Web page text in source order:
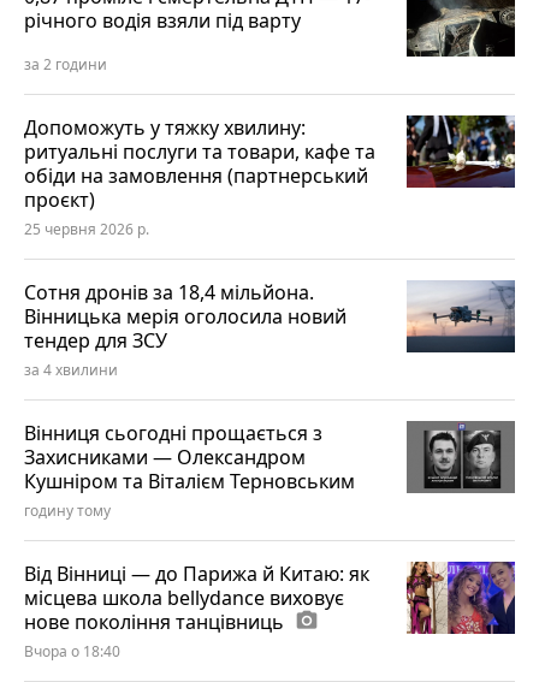
річного водія взяли під варту
за 2 години
Допоможуть у тяжку хвилину:
ритуальні послуги та товари, кафе та
обіди на замовлення (партнерський
проєкт)
25 червня 2026 р.
Сотня дронів за 18,4 мільйона.
Вінницька мерія оголосила новий
тендер для ЗСУ
за 4 хвилини
Вінниця сьогодні прощається з
Захисниками — Олександром
Кушніром та Віталієм Терновським
годину тому
Від Вінниці — до Парижа й Китаю: як
місцева школа bellydance виховує
нове покоління танцівниць photo_camera
Вчора о 18:40